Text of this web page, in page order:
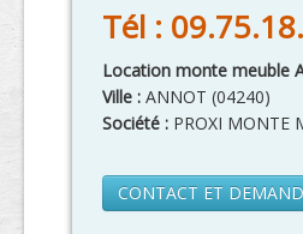
Tél :
Location monte meuble
Ville : ANNOT (04240)
Société : PROXI MONTE
CONTACT ET